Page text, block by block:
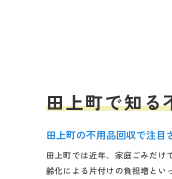
田上町で知る
田上町の不用品回収で注目
田上町では近年、家庭ごみだ
齢化による片付けの負担増とい